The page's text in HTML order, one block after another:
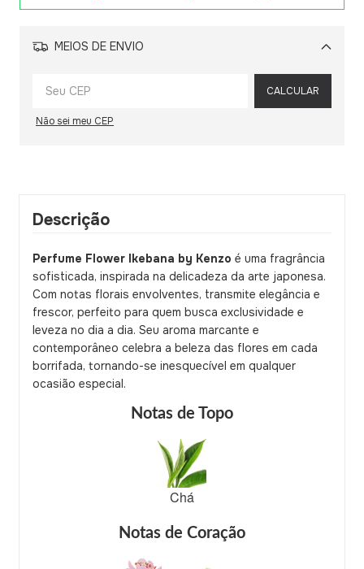
MEIOS DE ENVIO
Alterar CEP
CALCULAR
Não sei meu CEP
Descrição
Perfume Flower Ikebana by Kenzo é uma fragrância
sofisticada, inspirada na delicadeza da arte japonesa.
Com notas florais envolventes, transmite elegância e
frescor, perfeito para quem busca exclusividade e
leveza no dia a dia. Seu aroma marcante e
contemporâneo celebra a beleza das flores em cada
borrifada, tornando-se inesquecível em qualquer
ocasião especial.
Notas de Topo
Chá
Notas de Coração